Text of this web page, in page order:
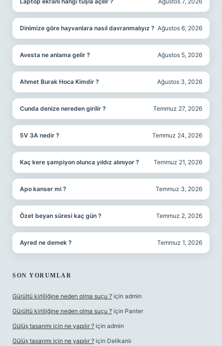
Dinimize göre hayvanlara nasıl davranmalıyız ? Ağustos 6, 2026
Avesta ne anlama gelir ? Ağustos 5, 2026
Ahmet Burak Hoca Kimdir ? Ağustos 3, 2026
Cunda denize nereden girilir ? Temmuz 27, 2026
5V 3A nedir ? Temmuz 24, 2026
Kaç kere şampiyon olunca yıldız alınıyor ? Temmuz 21, 2026
Apo kanser mi ? Temmuz 3, 2026
Özet beyan süresi kaç gün ? Temmuz 2, 2026
Ayred ne demek ? Temmuz 1, 2026
SON YORUMLAR
Gürültü kirliliğine neden olma suçu ? için admin
Gürültü kirliliğine neden olma suçu ? için Panter
Gülüş tasarımı için ne yapılır ? için admin
Gülüş tasarımı için ne yapılır ? için Delikanlı